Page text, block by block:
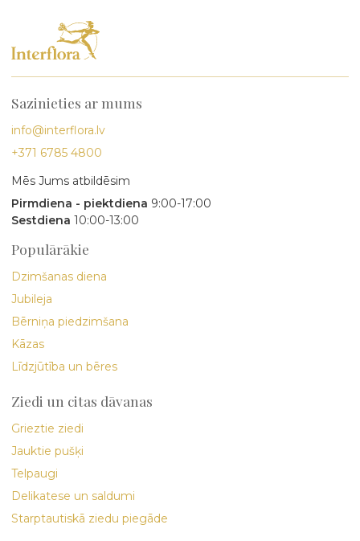
Sazinieties ar mums
info@interflora.lv
+371 6785 4800
Mēs Jums atbildēsim
Pirmdiena - piektdiena 9:00-17:00
Sestdiena 10:00-13:00
Populārākie
Dzimšanas diena
Jubileja
Bērniņa piedzimšana
Kāzas
Līdzjūtība un bēres
Ziedi un citas dāvanas
Grieztie ziedi
Jauktie pušķi
Telpaugi
Delikatese un saldumi
Starptautiskā ziedu piegāde